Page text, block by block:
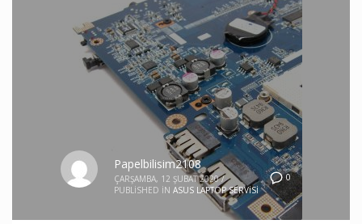
0
Papelbilisim2108
ÇARŞAMBA, 12 ŞUBAT 2020 /
PUBLISHED IN ASUS LAPTOP SERVISI